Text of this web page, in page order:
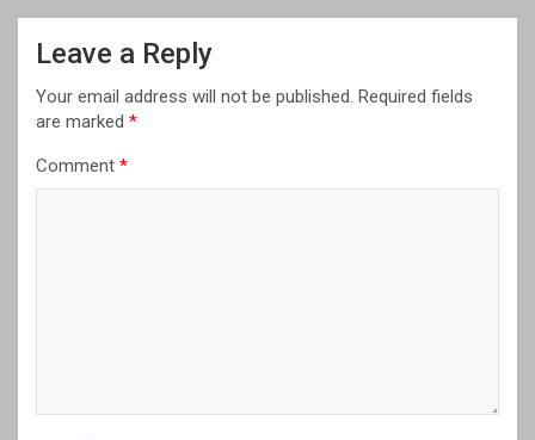
Leave a Reply
Your email address will not be published. Required fields
are marked *
Comment *